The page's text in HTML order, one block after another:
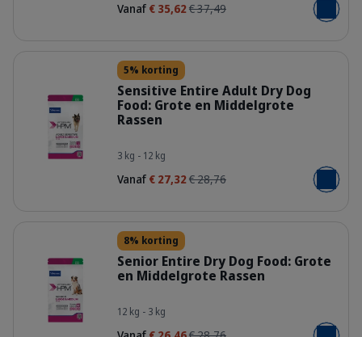
Vanaf € 35,62€ 37,49 Voeg
5% korting
Sensitive Entire Adult Dry Dog
Food: Grote en Middelgrote
Rassen
3 kg - 12 kg
Vanaf € 27,32€ 28,76 Voeg
8% korting
Senior Entire Dry Dog Food: Grote
en Middelgrote Rassen
12 kg - 3 kg